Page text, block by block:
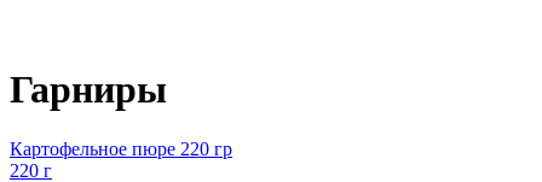
Гарниры
Картофельное пюре 220 гр
220 г